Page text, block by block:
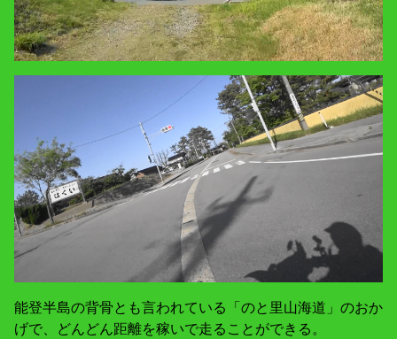
能登半島の背骨とも言われている「のと里山海道」のおか
げで、どんどん距離を稼いで走ることができる。